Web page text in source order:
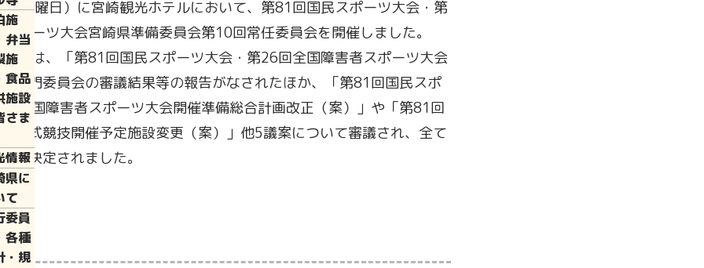
施
弁当
施
食品
施設
さま
情報
県に
て
委員
各種
・規
月曜日）に宮崎観光ホテルにおいて、第81回国民スポーツ大会・第
ポーツ大会宮崎県準備委員会第10回常任委員会を開催しました。
では、「第81回国民スポーツ大会・第26回全国障害者スポーツ大会
専門委員会の審議結果等の報告がなされたほか、「第81回国民スポ
全国障害者スポーツ大会開催準備総合計画改正（案）」や「第81回
正式競技開催予定施設変更（案）」他5議案について審議され、全て
り決定されました。